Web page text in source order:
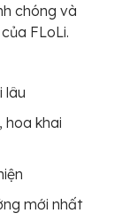
chóng và
FLoLi.
lâu
hoa khai
mới nhất